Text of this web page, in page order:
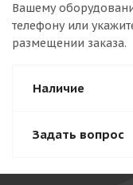
Вашему
телефону или
размещении заказа.
Наличие
Задать вопрос